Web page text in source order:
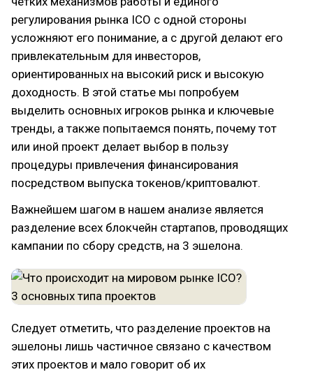
регулирования рынка ICO с одной стороны
усложняют его понимание, а с другой делают его
привлекательным для инвесторов,
ориентированных на высокий риск и высокую
доходность. В этой статье мы попробуем
выделить основных игроков рынка и ключевые
тренды, а также попытаемся понять, почему тот
или иной проект делает выбор в пользу
процедуры привлечения финансирования
посредством выпуска токенов/криптовалют.
Важнейшем шагом в нашем анализе является
разделение всех блокчейн стартапов, проводящих
кампании по сбору средств, на 3 эшелона.
Следует отметить, что разделение проектов на
эшелоны лишь частичное связано с качеством
этих проектов и мало говорит об их